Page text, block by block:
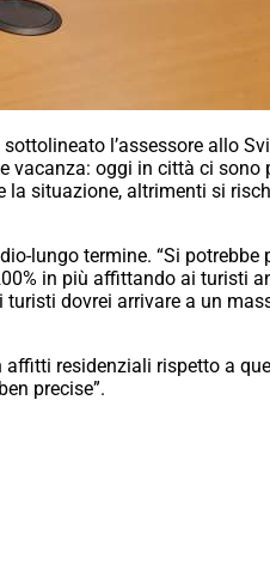
l’assessore allo
vacanza: oggi in città ci sono
la situazione, altrimenti si
lungo termine. “Si potrebbe
in più affittando ai turisti
turisti dovrei arrivare a un
residenziali rispetto a
precise”.